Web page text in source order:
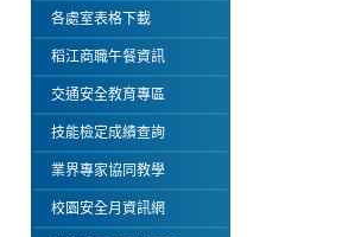
各處室表格下載
稻江商職午餐資訊
交通安全教育專區
技能檢定成績查詢
業界專家協同教學
校園安全月資訊網